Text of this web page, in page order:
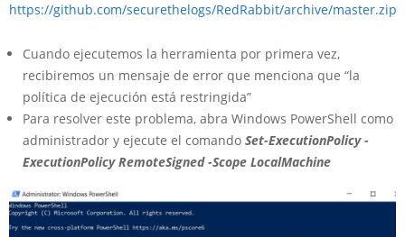
https://github.com/securethelogs/RedRabbit/archive/master.zip
Cuando ejecutemos la herramienta por primera vez,
recibiremos un mensaje de error que menciona que “la
política de ejecución está restringida”
Para resolver este problema, abra Windows PowerShell como
administrador y ejecute el comando Set-ExecutionPolicy -
ExecutionPolicy RemoteSigned -Scope LocalMachine